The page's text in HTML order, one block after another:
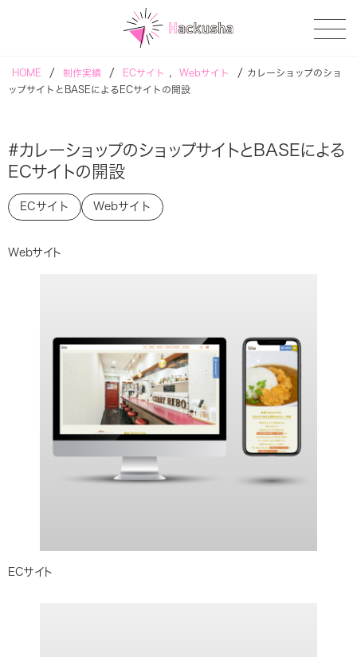
HOME / 制作実績 / ECサイト , Webサイト /
カレーショップのショ
ップサイトとBASEによるECサイトの開設
#カレーショップのショップサイトとBASEによる
ECサイトの開設
ECサイト Webサイト
Webサイト
ECサイト